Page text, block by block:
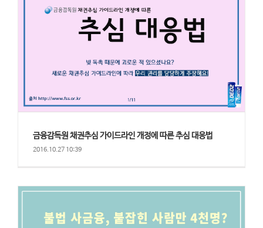
금융감독원 채권추심 가이드라인 개정에 따른 추심 대응법
2016.10.27 10:39